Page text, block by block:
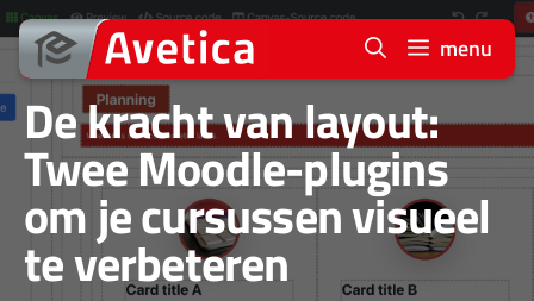
Ga
naar
de
inhoud
menu
De kracht van layout:
Twee Moodle-plugins
om je cursussen visueel
te verbeteren